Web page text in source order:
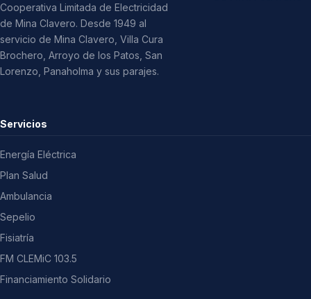
Cooperativa Limitada de Electricidad
de Mina Clavero. Desde 1949 al
servicio de Mina Clavero, Villa Cura
Brochero, Arroyo de los Patos, San
Lorenzo, Panaholma y sus parajes.
Servicios
Energía Eléctrica
Plan Salud
Ambulancia
Sepelio
Fisiatría
FM CLEMiC 103.5
Financiamiento Solidario